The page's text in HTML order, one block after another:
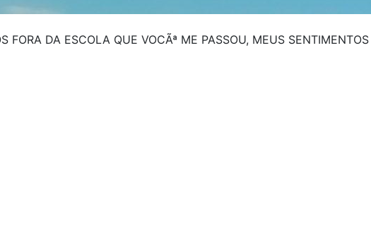
FORA DA ESCOLA QUE VOCÃª ME PASSOU, MEUS SENTIMENTOS